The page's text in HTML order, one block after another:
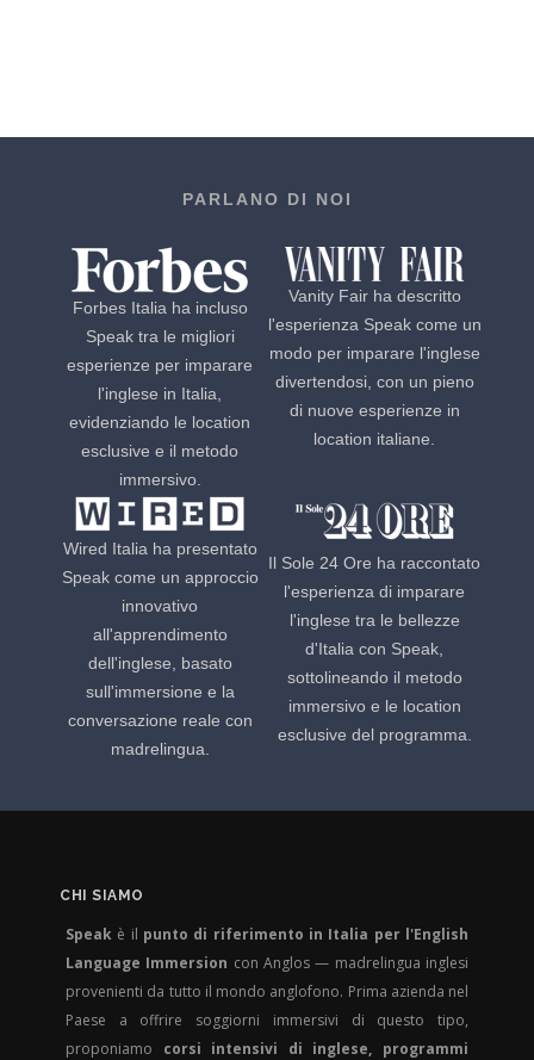
PARLANO DI NOI
Forbes Italia ha incluso
Speak tra le migliori
esperienze per imparare
l'inglese in Italia,
evidenziando le location
esclusive e il metodo
immersivo.
Vanity Fair ha descritto
l'esperienza Speak come un
modo per imparare l'inglese
divertendosi, con un pieno
di nuove esperienze in
location italiane.
Wired Italia ha presentato
Speak come un approccio
innovativo
all'apprendimento
dell'inglese, basato
sull'immersione e la
conversazione reale con
madrelingua.
Il Sole 24 Ore ha raccontato
l'esperienza di imparare
l'inglese tra le bellezze
d'Italia con Speak,
sottolineando il metodo
immersivo e le location
esclusive del programma.
CHI SIAMO
Speak è il punto di riferimento in Italia per l'English
Language Immersion con Anglos — madrelingua inglesi
provenienti da tutto il mondo anglofono. Prima azienda nel
Paese a offrire soggiorni immersivi di questo tipo,
proponiamo corsi intensivi di inglese, programmi